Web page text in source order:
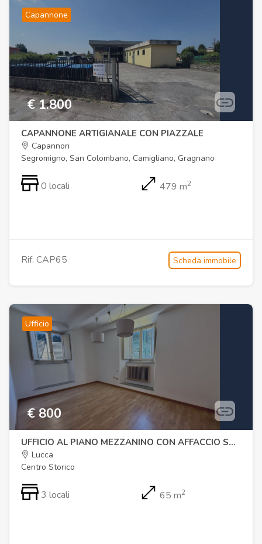
Capannone
€ 1.800
CAPANNONE ARTIGIANALE CON PIAZZALE
Capannori
Segromigno, San Colombano, Camigliano, Gragnano
0 locali 479 m2
Rif. CAP65 Scheda immobile
Ufficio
€ 800
UFFICIO AL PIANO MEZZANINO CON AFFACCIO SULLE MURA DI LUCCA
Lucca
Centro Storico
3 locali 65 m2